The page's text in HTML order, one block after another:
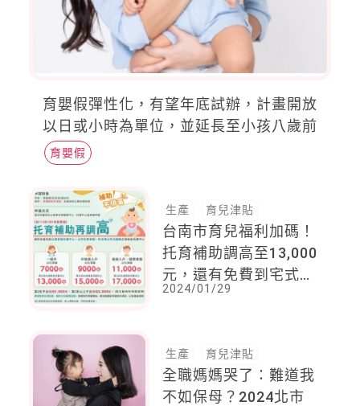
育嬰假彈性化，有望年底試辦，計畫開放
以日或小時為單位，並延長至小孩八歲前
育嬰假
生產 育兒津貼
台南市育兒福利加碼！
托育補助調高至13,000
元，還有免費到宅式服
務！
2024/01/29
生產 育兒津貼
全職媽媽哭了：難道我
不如保母？2024北市